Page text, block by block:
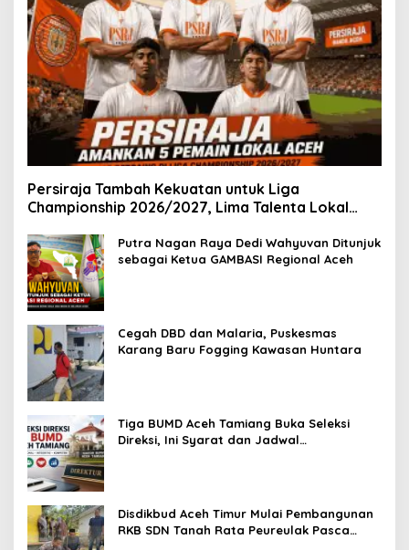
Persiraja Tambah Kekuatan untuk Liga
Championship 2026/2027, Lima Talenta Lokal
Putra Nagan Raya Dedi Wahyuvan Ditunjuk
sebagai Ketua GAMBASI Regional Aceh
Cegah DBD dan Malaria, Puskesmas
Karang Baru Fogging Kawasan Huntara
Tiga BUMD Aceh Tamiang Buka Seleksi
Direksi, Ini Syarat dan Jadwal
Disdikbud Aceh Timur Mulai Pembangunan
RKB SDN Tanah Rata Peureulak Pasca